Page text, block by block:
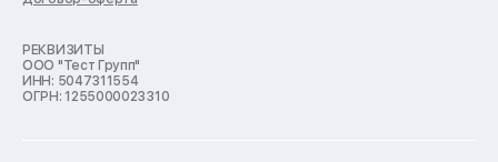
Ремонт кухонных комбайнов
Ремонт морозильных камер
Ремонт отпаривателей
Ремонт плоттеров
РЕКВИЗИТЫ
ООО "Тест Групп"
ИНН: 5047311554
ОГРН: 1255000023310